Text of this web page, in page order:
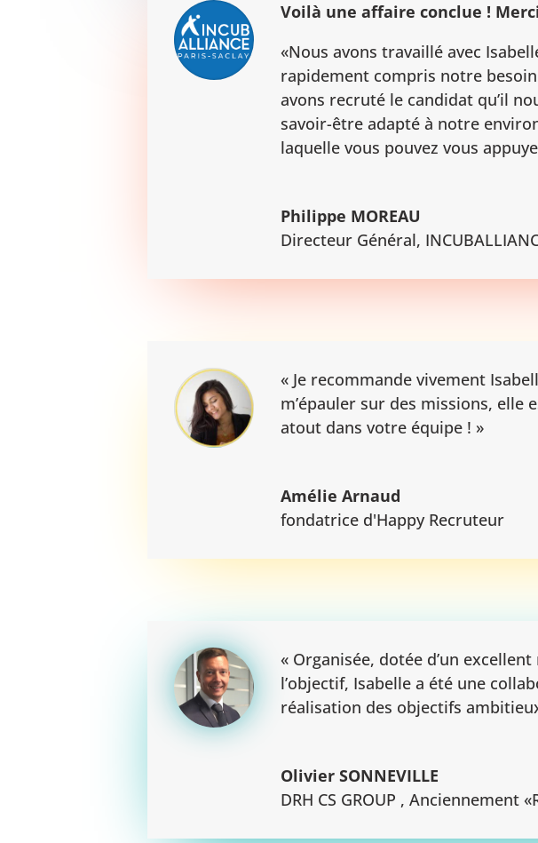
Voilà une affaire conclue !
«Nous avons travaillé avec
rapidement compris notre
avons recruté le candidat qu’il
savoir-être adapté à notre
laquelle vous pouvez vous
Philippe MOREAU
Directeur Général,
« Je recommande vivement
m’épauler sur des missions,
atout dans votre équipe ! »
Amélie Arnaud
fondatrice d'Happy Recruteur
« Organisée, dotée d’un
l’objectif, Isabelle a été une
réalisation des objectifs
Olivier SONNEVILLE
DRH CS GROUP , Anciennement